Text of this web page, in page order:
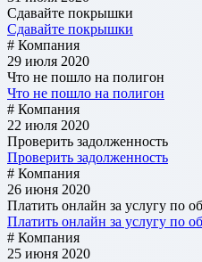
Cдавайте покрышки
Cдавайте покрышки
# Компания
29 июля 2020
Что не пошло на полигон
Что не пошло на полигон
# Компания
22 июля 2020
Проверить задолженность
Проверить задолженность
# Компания
26 июня 2020
Платить онлайн за услугу по
Платить онлайн за услугу по
# Компания
25 июня 2020